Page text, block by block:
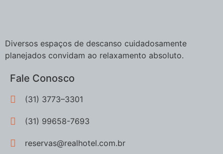
Diversos espaços de descanso cuidadosamente
planejados convidam ao relaxamento absoluto.
Fale Conosco
(31) 3773–3301
(31) 99658-7693
reservas@realhotel.com.br